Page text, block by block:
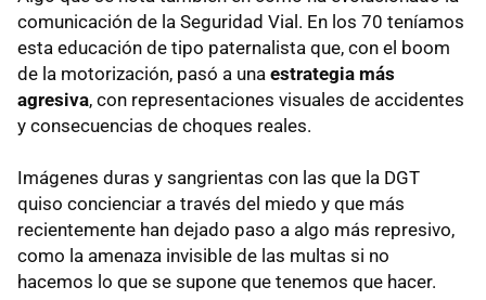
comunicación de la Seguridad Vial. En los 70 teníamos
esta educación de tipo paternalista que, con el boom
de la motorización, pasó a una estrategia más
agresiva, con representaciones visuales de accidentes
y consecuencias de choques reales.
Imágenes duras y sangrientas con las que la DGT
quiso concienciar a través del miedo y que más
recientemente han dejado paso a algo más represivo,
como la amenaza invisible de las multas si no
hacemos lo que se supone que tenemos que hacer.